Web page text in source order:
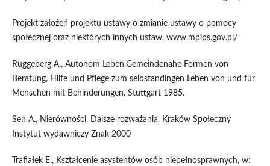
Projekt założeń projektu ustawy o zmianie ustawy o pomocy
społecznej oraz niektórych innych ustaw, www.mpips.gov.pl/
Ruggeberg A., Autonom Leben.Gemeindenahe Formen von
Beratung, Hilfe und Pflege zum selbstandingen Leben von und fur
Menschen mit Behinderungen, Stuttgart 1985.
Sen A., Nierówności. Dalsze rozważania. Kraków Społeczny
Instytut wydawniczy Znak 2000
Trafiałek E., Kształcenie asystentów osób niepełnosprawnych, w: